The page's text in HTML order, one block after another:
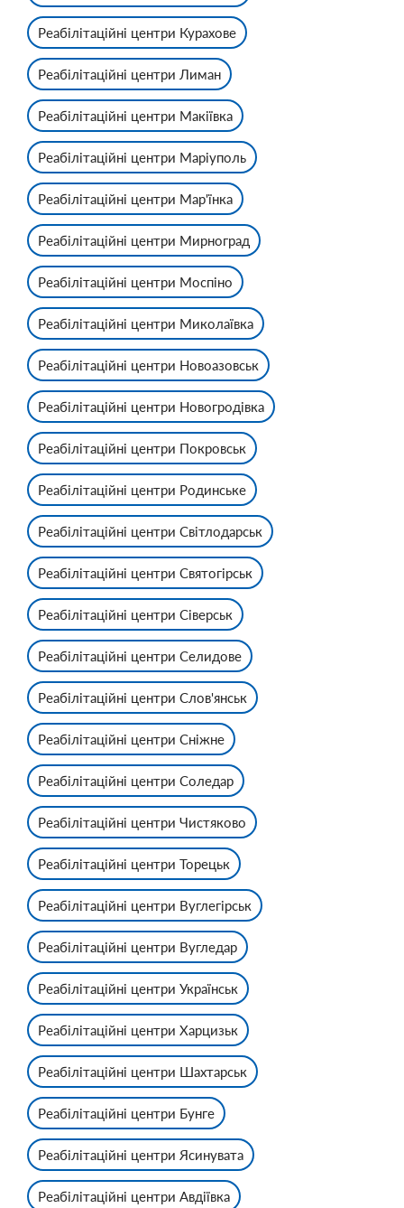
Реабілітаційні центри Курахове
Реабілітаційні центри Лиман
Реабілітаційні центри Макіївка
Реабілітаційні центри Маріуполь
Реабілітаційні центри Мар'їнка
Реабілітаційні центри Мирноград
Реабілітаційні центри Моспіно
Реабілітаційні центри Миколаївка
Реабілітаційні центри Новоазовськ
Реабілітаційні центри Новогродівка
Реабілітаційні центри Покровськ
Реабілітаційні центри Родинське
Реабілітаційні центри Світлодарськ
Реабілітаційні центри Святогірськ
Реабілітаційні центри Сіверськ
Реабілітаційні центри Селидове
Реабілітаційні центри Слов'янськ
Реабілітаційні центри Сніжне
Реабілітаційні центри Соледар
Реабілітаційні центри Чистяково
Реабілітаційні центри Торецьк
Реабілітаційні центри Вуглегірськ
Реабілітаційні центри Вугледар
Реабілітаційні центри Українськ
Реабілітаційні центри Харцизьк
Реабілітаційні центри Шахтарськ
Реабілітаційні центри Бунге
Реабілітаційні центри Ясинувата
Реабілітаційні центри Авдіївка